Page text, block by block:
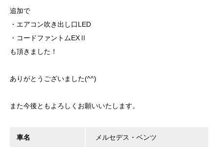
追加で
・エアコン吹き出し口LED
・コードファントムEXⅡ
も頂きました！
ありがとうございました(^^)
また今後ともよろしくお願いいたします。
車名 メルセデス・ベンツ